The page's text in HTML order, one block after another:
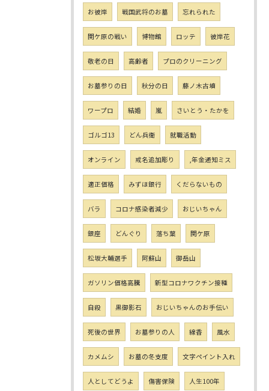
お彼岸 戦国武将のお墓 忘れられた
関ケ原の戦い 博物館 ロッテ 彼岸花
敬老の日 高齢者 プロのクリーニング
お墓参りの日 秋分の日 藤ノ木古墳
ワープロ 結婚 嵐 さいとう・たかを
ゴルゴ13 どん兵衛 就職活動
オンライン 戒名追加彫り ,年金通知ミス
適正価格 みずほ銀行 くだらないもの
バラ コロナ感染者減少 おじいちゃん
銀座 どんぐり 落ち葉 関ケ原
松坂大輔選手 阿蘇山 御岳山
ガソリン価格高騰 新型コロナワクチン接種
自殺 黒御影石 おじいちゃんのお手伝い
死後の世界 お墓参りの人 線香 風水
カメムシ お墓の冬支度 文字ペイント入れ
人としてどうよ 傷害保険 人生100年